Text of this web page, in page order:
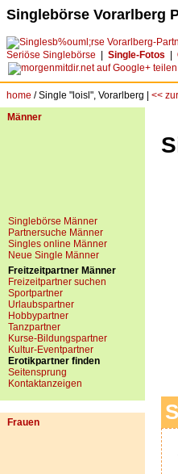
Singlebörse Vorarlberg
Seriöse Singlebörse Single-Fotos
home / Single "loisl", Vorarlberg | <<
Männer
Singlebörse Männer
Partnersuche Männer
Singles online Männer
Neue Single Männer
Freitzeitpartner Männer
Freizeitpartner suchen
Sportpartner
Urlaubspartner
Hobbypartner
Tanzpartner
Kurse-Bildungspartner
Kultur-Eventpartner
Erotikpartner finden
Seitensprung
Kontaktanzeigen
Frauen